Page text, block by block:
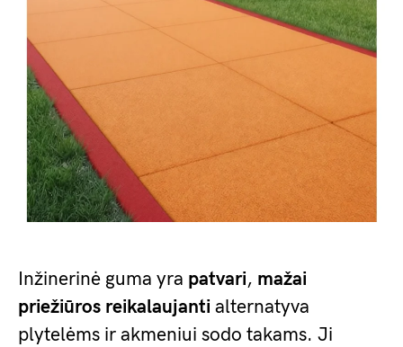
Inžinerinė guma yra patvari, mažai
priežiūros reikalaujanti alternatyva
plytelėms ir akmeniui sodo takams. Ji